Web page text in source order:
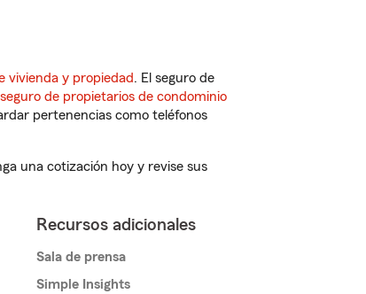
vivienda y propiedad. El seguro de
seguro de propietarios de condominio
pertenencias como teléfonos
una cotización hoy y revise sus
Recursos adicionales
Sala de prensa
Simple Insights